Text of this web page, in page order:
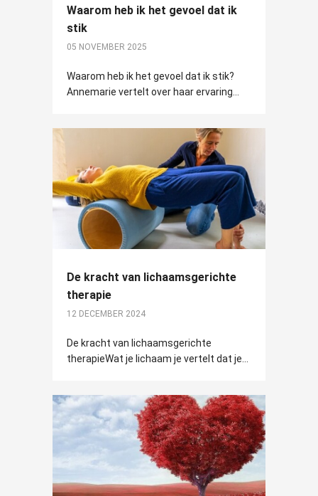
Waarom heb ik het gevoel dat ik
stik
05 NOVEMBER 2025
Waarom heb ik het gevoel dat ik stik?
Annemarie vertelt over haar ervaring...
De kracht van lichaamsgerichte
therapie
12 DECEMBER 2024
De kracht van lichaamsgerichte
therapieWat je lichaam je vertelt dat je...